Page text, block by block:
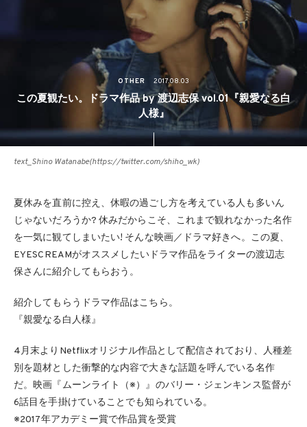
OTHER 2017.08.03
この夏観たい。ドラマ作品 by 渡辺志保 vol.01『親愛なる白
人様』
text_Shino Watanabe(https://twitter.com/shiho_wk)
夏休みを直前に控え、休暇の過ごし方を考えている人も多いん
じゃないだろうか? 休みだからこそ、これまで観れなかった名作
を一気に観てしまいたい! そんな映画／ドラマ好きへ。この夏、
EYESCREAMがオススメしたいドラマ作品をライターの渡辺志
保さんに紹介してもらおう。
紹介してもらうドラマ作品はこちら。
『親愛なる白人様』
4月末よりNetflixオリジナル作品として配信されており、人種差
別を題材とした衝撃的な内容で大きな話題を呼んでいる名作
だ。映画『ムーンライト（※）』のバリー・ジェンキンス監督が
6話目を手掛けていることでも知られている。
※2017年アカデミー賞で作品賞を受賞